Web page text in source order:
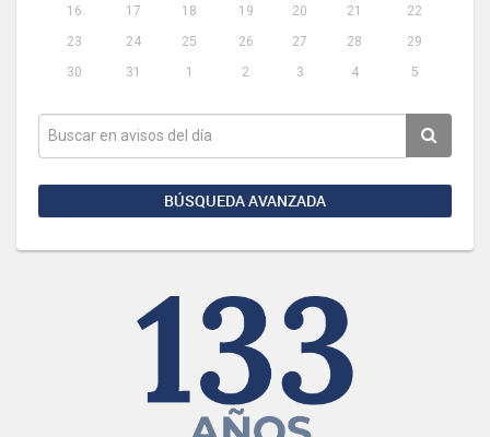
16
17 18 19 20 21
22
23
24 25 26 27 28
29
30
31 1 2 3 4 5
BÚSQUEDA AVANZADA